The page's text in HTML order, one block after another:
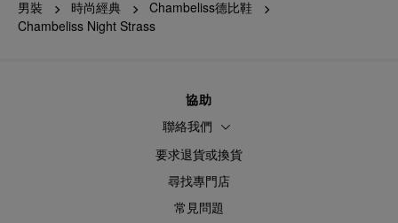
男裝 時尚經典
Chambeliss德比鞋
Chambeliss Night Strass
協助
聯絡我們
要求退貨或換貨
尋找專門店
常見問題